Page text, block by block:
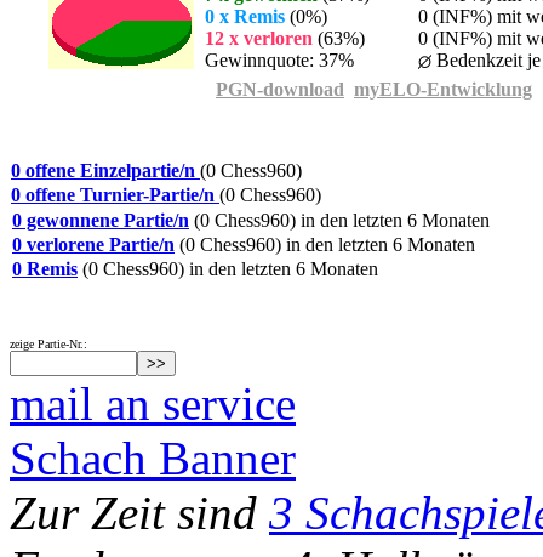
0 x Remis (0%)
0 (INF%) mit
12 x verloren (63%)
0 (INF%) mit
Gewinnquote: 37%
Bedenkzeit
PGN-download myELO-Entwicklung
0 offene Einzelpartie/n (0 Chess960)
0 offene Turnier-Partie/n (0 Chess960)
0 gewonnene Partie/n (0 Chess960) in den letzten 6 Monaten
0 verlorene Partie/n (0 Chess960) in den letzten 6 Monaten
0 Remis (0 Chess960) in den letzten 6 Monaten
zeige Partie-Nr.:
mail an service
Schach Banner
Zur Zeit sind 3